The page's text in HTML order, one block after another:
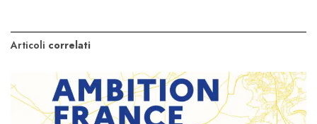
Articoli correlati